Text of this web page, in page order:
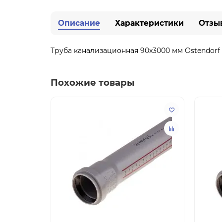
Описание Характеристики
Труба канализационная 90x3000 мм Ostendorf
Похожие товары